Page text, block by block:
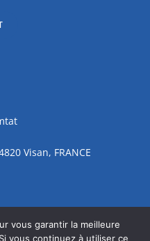
Visan, FRANCE
vous garantir la meilleure
vous continuez à utiliser ce